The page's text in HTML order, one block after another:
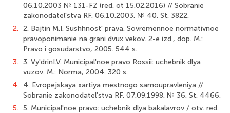
06.10.2003 № 131-FZ (red. ot 15.02.2016) // Sobranie
zakonodatel'stva RF. 06.10.2003. № 40. St. 3822.
2. 2. Bajtin M.I. Sushhnost' prava. Sovremennoe normativnoe
pravoponimanie na grani dvux vekov. 2-e izd., dop. M.:
Pravo i gosudarstvo, 2005. 544 s.
3. 3. Vy'drinI.V. Municipal'noe pravo Rossii: uchebnik dlya
vuzov. M.: Norma, 2004. 320 s.
4. 4. Evropejskaya xartiya mestnogo samoupravleniya //
Sobranie zakonodatel'stva RF. 07.09.1998. № 36. St. 4466.
5. 5. Municipal'noe pravo: uchebnik dlya bakalavrov / otv. red.